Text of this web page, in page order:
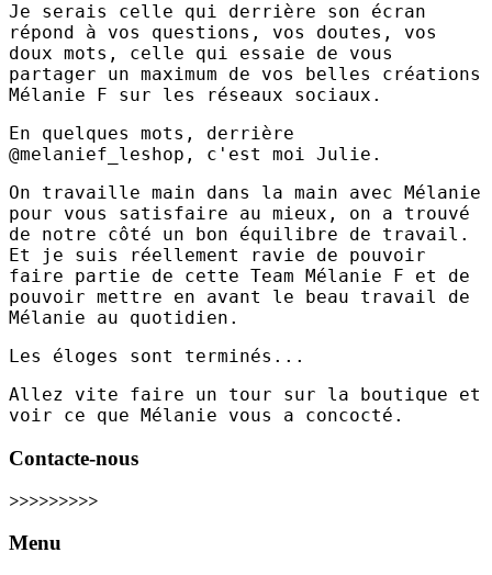
Je serais celle qui derrière son écran
répond à vos questions, vos doutes, vos
doux mots, celle qui essaie de vous
partager un maximum de vos belles créations
Mélanie F sur les réseaux sociaux.
En quelques mots, derrière
@melanief_leshop, c'est moi Julie.
On travaille main dans la main avec Mélanie
pour vous satisfaire au mieux, on a trouvé
de notre côté un bon équilibre de travail.
Et je suis réellement ravie de pouvoir
faire partie de cette Team Mélanie F et de
pouvoir mettre en avant le beau travail de
Mélanie au quotidien.
Les éloges sont terminés...
Allez vite faire un tour sur la boutique et
voir ce que Mélanie vous a concocté.
Contacte-nous
>>>>>>>>>
Menu